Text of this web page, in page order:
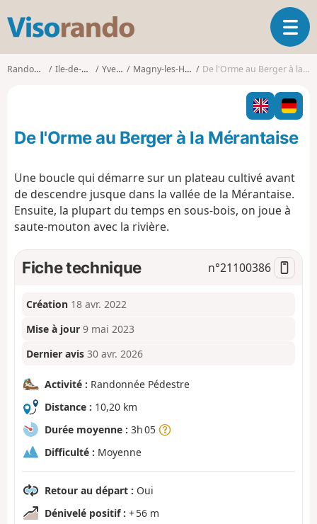
s
o
o
O
u
v
i
r
l
a
v
i
g
i
o
Randonnées Ile-de-France Yvelines Magny-les-Hameaux De l'Orme au Berger à la Mérantaise
De l'Orme au Berger à la Mérantaise
Une boucle qui démarre sur un plateau cultivé avant
de descendre jusque dans la vallée de la Mérantaise.
Ensuite, la plupart du temps en sous-bois, on joue à
saute-mouton avec la rivière.
Fiche technique n°21100386
Création 18 avr. 2022
Mise à jour 9 mai 2023
Dernier avis 30 avr. 2026
Activité : Randonnée Pédestre
Distance : 10,20 km
Durée moyenne : 3h 05
Difficulté : Moyenne
Retour au départ : Oui
Dénivelé positif : + 56 m